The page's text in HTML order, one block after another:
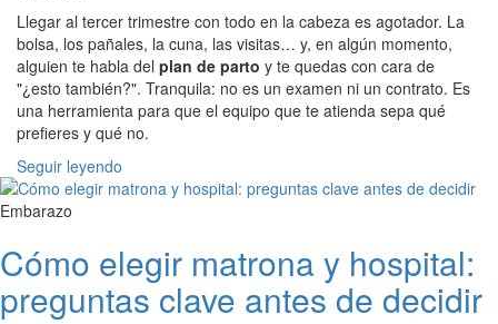
Llegar al tercer trimestre con todo en la cabeza es agotador. La
bolsa, los pañales, la cuna, las visitas… y, en algún momento,
alguien te habla del plan de parto y te quedas con cara de
"¿esto también?". Tranquila: no es un examen ni un contrato. Es
una herramienta para que el equipo que te atienda sepa qué
prefieres y qué no.
Seguir leyendo
Embarazo
Cómo elegir matrona y hospital:
preguntas clave antes de decidir